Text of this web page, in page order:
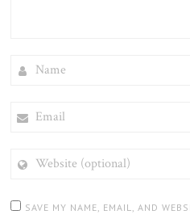
(OPTIONAL)
SAVE MY NAME, EMAIL, AND